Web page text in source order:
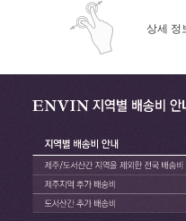
상세 정